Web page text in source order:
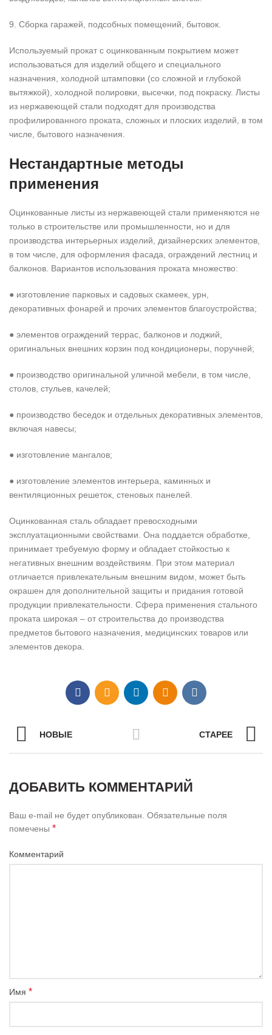
9. Сборка гаражей, подсобных помещений, бытовок.
Используемый прокат с оцинкованным покрытием может
использоваться для изделий общего и специального
назначения, холодной штамповки (со сложной и глубокой
вытяжкой), холодной полировки, высечки, под покраску. Листы
из нержавеющей стали подходят для производства
профилированного проката, сложных и плоских изделий, в том
числе, бытового назначения.
Нестандартные методы
применения
Оцинкованные листы из нержавеющей стали применяются не
только в строительстве или промышленности, но и для
производства интерьерных изделий, дизайнерских элементов,
в том числе, для оформления фасада, ограждений лестниц и
балконов. Вариантов использования проката множество:
● изготовление парковых и садовых скамеек, урн,
декоративных фонарей и прочих элементов благоустройства;
● элементов ограждений террас, балконов и лоджий,
оригинальных внешних корзин под кондиционеры, поручней;
● производство оригинальной уличной мебели, в том числе,
столов, стульев, качелей;
● производство беседок и отдельных декоративных элементов,
включая навесы;
● изготовление мангалов;
● изготовление элементов интерьера, каминных и
вентиляционных решеток, стеновых панелей.
Оцинкованная сталь обладает превосходными
эксплуатационными свойствами. Она поддается обработке,
принимает требуемую форму и обладает стойкостью к
негативных внешним воздействиям. При этом материал
отличается привлекательным внешним видом, может быть
окрашен для дополнительной защиты и придания готовой
продукции привлекательности. Сфера применения стального
проката широкая – от строительства до производства
предметов бытового назначения, медицинских товаров или
элементов декора.
НОВЫЕ СТАРЕЕ
ДОБАВИТЬ КОММЕНТАРИЙ
Ваш e-mail не будет опубликован. Обязательные поля
помечены *
Комментарий
Имя *